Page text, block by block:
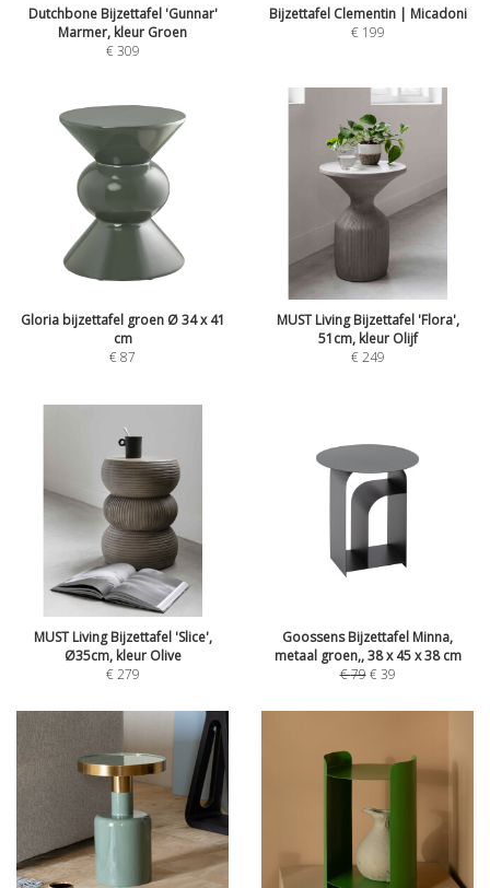
Dutchbone Bijzettafel 'Gunnar'
Marmer, kleur Groen
€309
Bijzettafel Clementin | Micadoni
€ 199
Gloria bijzettafel groen Ø 34 x 41
cm
€87
MUST Living Bijzettafel 'Flora',
51cm, kleur Olijf
€249
MUST Living Bijzettafel 'Slice',
Ø35cm, kleur Olive
€279
Goossens Bijzettafel Minna,
metaal groen,, 38 x 45 x 38 cm
€79 €39